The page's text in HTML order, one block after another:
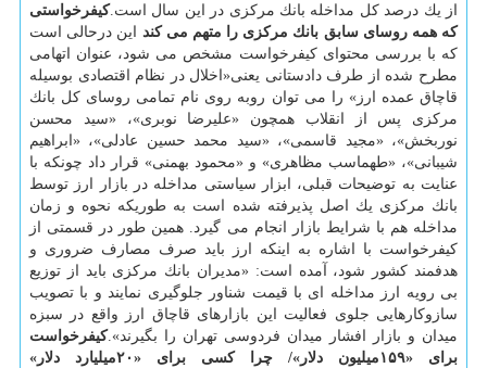
از یك درصد كل مداخله بانك مركزی در این سال است.كیفرخواستی
كه همه روسای سابق بانك مركزی را متهم می كند این درحالی است
كه با بررسی محتوای كیفرخواست مشخص می شود، عنوان اتهامی
مطرح شده از طرف دادستانی یعنی«اخلال در نظام اقتصادی بوسیله
قاچاق عمده ارز» را می توان روبه روی نام تمامی روسای كل بانك
مركزی پس از انقلاب همچون «علیرضا نوبری»، «سید محسن
نوربخش»، «مجید قاسمی»، «سید محمد حسین عادلی»، «ابراهیم
شیبانی»، «طهماسب مظاهری» و «محمود بهمنی» قرار داد چونكه با
عنایت به توضیحات قبلی، ابزار سیاستی مداخله در بازار ارز توسط
بانك مركزی یك اصل پذیرفته شده است به طوریكه نحوه و زمان
مداخله هم با شرایط بازار انجام می گیرد. همین طور در قسمتی از
كیفرخواست با اشاره به اینكه ارز باید صرف مصارف ضروری و
هدفمند كشور شود، آمده است: «مدیران بانك مركزی باید از توزیع
بی رویه ارز مداخله ای با قیمت شناور جلوگیری نمایند و با تصویب
سازوكارهایی جلوی فعالیت این بازارهای قاچاق ارز واقع در سبزه
میدان و بازار افشار میدان فردوسی تهران را بگیرند».كیفرخواست
برای «۱۵۹میلیون دلار»/ چرا كسی برای «۲۰میلیارد دلار»